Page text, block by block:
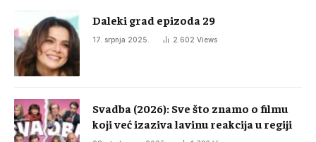
Daleki grad epizoda 29
17. srpnja 2025. 2.602 Views
Svadba (2026): Sve što znamo o filmu
koji već izaziva lavinu reakcija u regiji